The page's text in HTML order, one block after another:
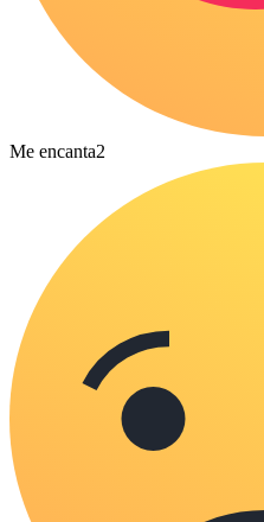
Me encanta2